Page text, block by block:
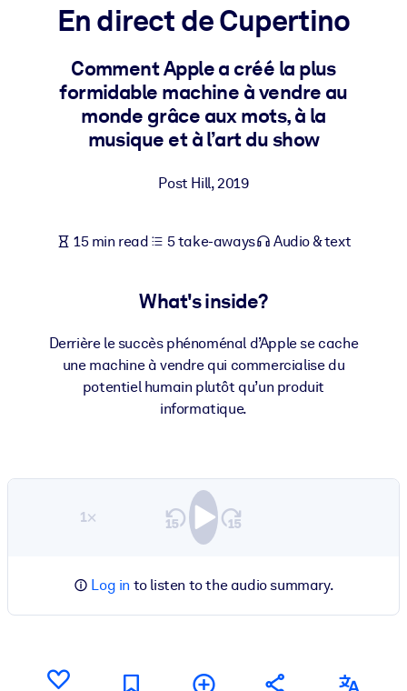
For LMS/LXP
Bring bite-sized, verified knowledge into your LMS/LXP for
learning results.
For Corporate Libraries
Enrich your corporate library with trusted, ready-to-use business
En direct de Cupertino
Comment Apple a créé la plus
formidable machine à vendre au
monde grâce aux mots, à la
musique et à l’art du show
Post Hill,2019
15 min read 5 take-aways Audio & text
What's inside?
Derrière le succès phénoménal d’Apple se cache
une machine à vendre qui commercialise du
potentiel humain plutôt qu’un produit
informatique.
1×
Log in to listen to the audio summary.